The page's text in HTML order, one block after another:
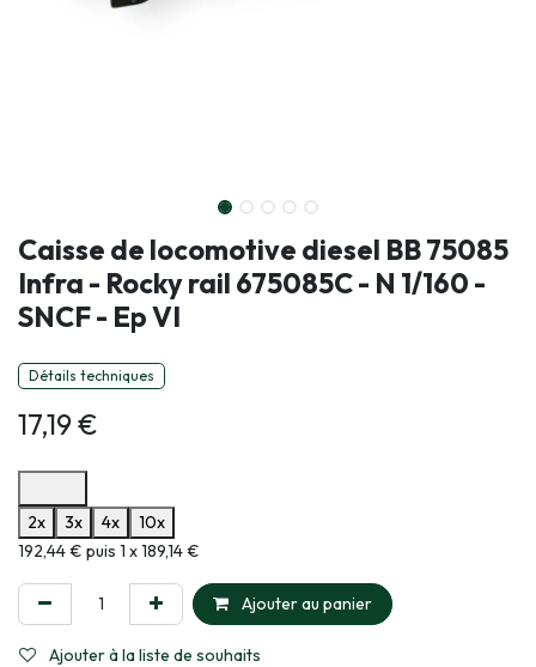
Caisse de locomotive diesel BB 75085
Infra - Rocky rail 675085C - N 1/160 -
SNCF - Ep VI
Détails techniques
17,19€
2x
3x 4x
10x
Informations sur le plan de paiement sélectionné
192,44 € puis 1 x 189,14 €
Ajouter au panier
Ajouter à la liste de souhaits